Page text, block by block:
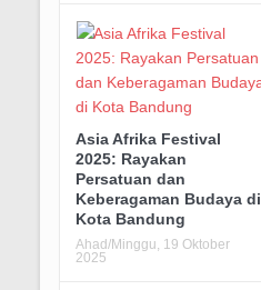
Asia Afrika Festival
2025: Rayakan
Persatuan dan
Keberagaman Budaya di
Kota Bandung
Ahad/Minggu, 19 Oktober
2025